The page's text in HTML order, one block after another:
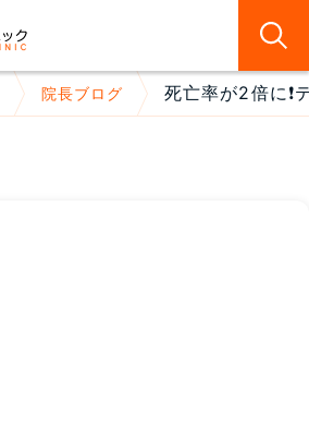
院長ブログ 死亡率が2倍に